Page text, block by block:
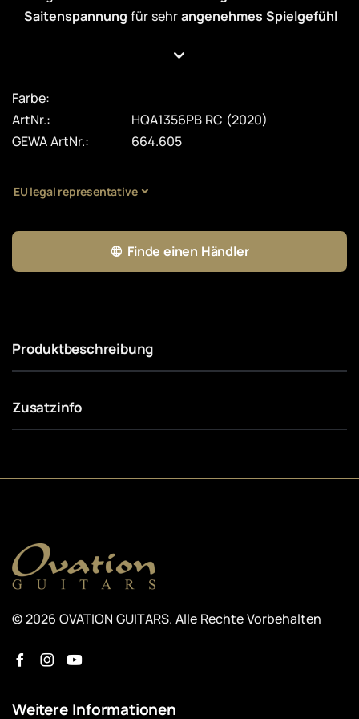
Saitenspannung für sehrangenehmes Spielgefühl
Farbe:
ArtNr.:
HQA1356PB RC (2020)
GEWA ArtNr.:
664.605
EU legal representative
Finde einen Händler
Produktbeschreibung
Zusatzinfo
© 2026 OVATION GUITARS. Alle Rechte Vorbehalten
Weitere Informationen